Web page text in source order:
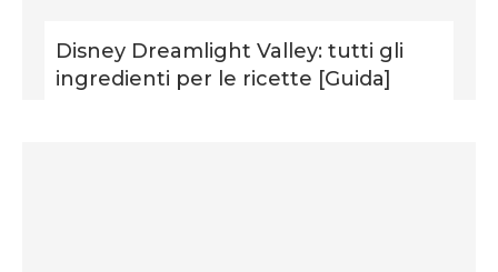
Disney Dreamlight Valley: tutti gli
ingredienti per le ricette [Guida]